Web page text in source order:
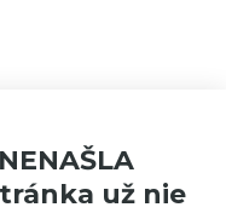
už nie